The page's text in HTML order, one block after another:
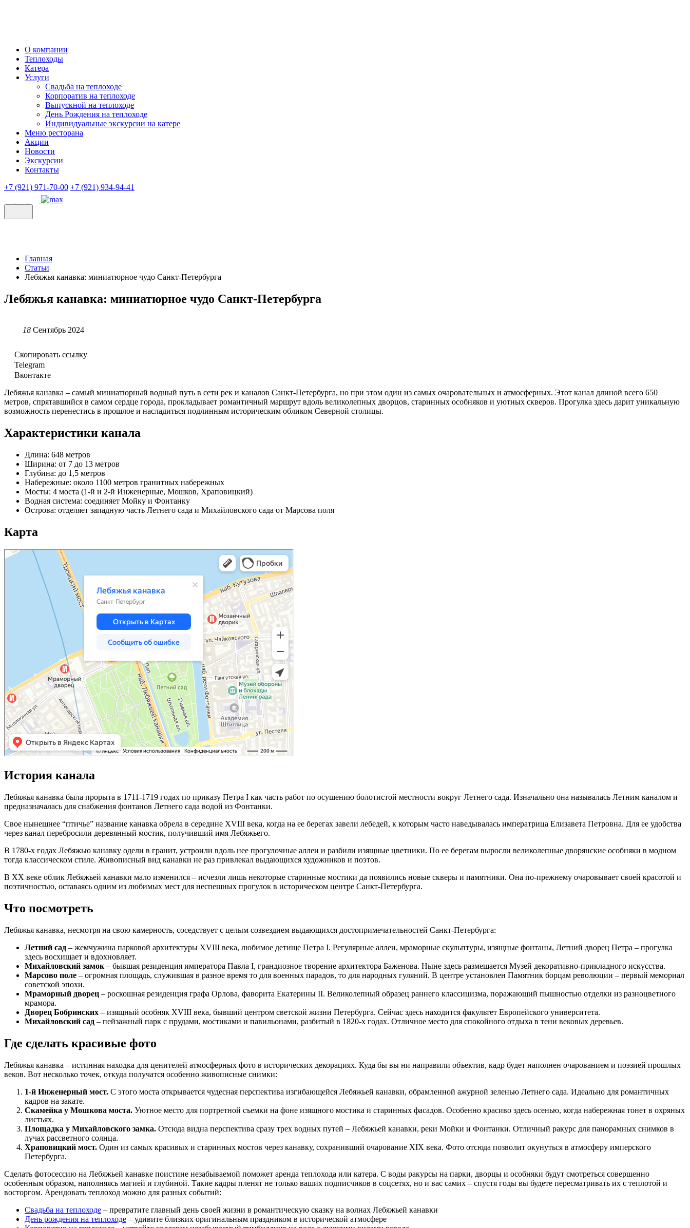
О компании
Теплоходы
Катера
Услуги
Свадьба на теплоходе
Корпоратив на теплоходе
Выпускной на теплоходе
День Рождения на теплоходе
Индивидуальные экскурсии на катере
Меню ресторана
Акции
Новости
Экскурсии
Контакты
+7 (921) 971-70-00 +7 (921) 934-94-41
Главная
Статьи
Лебяжья канавка: миниатюрное чудо Санкт-Петербурга
Лебяжья канавка: миниатюрное чудо Санкт-Петербурга
18 Сентябрь 2024
Скопировать ссылку
Telegram
Вконтакте
Лебяжья канавка – самый миниатюрный водный путь в сети рек и каналов Санкт-Петербурга, но при этом один из самых очаровательных и атмосферных. Этот канал длиной всего 650
метров, спрятавшийся в самом сердце города, прокладывает романтичный маршрут вдоль великолепных дворцов, старинных особняков и уютных скверов. Прогулка здесь дарит уникальную
возможность перенестись в прошлое и насладиться подлинным историческим обликом Северной столицы.
Характеристики канала
Длина: 648 метров
Ширина: от 7 до 13 метров
Глубина: до 1,5 метров
Набережные: около 1100 метров гранитных набережных
Мосты: 4 моста (1-й и 2-й Инженерные, Мошков, Храповицкий)
Водная система: соединяет Мойку и Фонтанку
Острова: отделяет западную часть Летнего сада и Михайловского сада от Марсова поля
Карта
История канала
Лебяжья канавка была прорыта в 1711-1719 годах по приказу Петра I как часть работ по осушению болотистой местности вокруг Летнего сада. Изначально она называлась Летним каналом и
предназначалась для снабжения фонтанов Летнего сада водой из Фонтанки.
Свое нынешнее “птичье” название канавка обрела в середине XVIII века, когда на ее берегах завели лебедей, к которым часто наведывалась императрица Елизавета Петровна. Для ее удобства
через канал перебросили деревянный мостик, получивший имя Лебяжьего.
В 1780-х годах Лебяжью канавку одели в гранит, устроили вдоль нее прогулочные аллеи и разбили изящные цветники. По ее берегам выросли великолепные дворянские особняки в модном
тогда классическом стиле. Живописный вид канавки не раз привлекал выдающихся художников и поэтов.
В ХХ веке облик Лебяжьей канавки мало изменился – исчезли лишь некоторые старинные мостики да появились новые скверы и памятники. Она по-прежнему очаровывает своей красотой и
поэтичностью, оставаясь одним из любимых мест для неспешных прогулок в историческом центре Санкт-Петербурга.
Что посмотреть
Лебяжья канавка, несмотря на свою камерность, соседствует с целым созвездием выдающихся достопримечательностей Санкт-Петербурга:
Летний сад – жемчужина парковой архитектуры XVIII века, любимое детище Петра I. Регулярные аллеи, мраморные скульптуры, изящные фонтаны, Летний дворец Петра – прогулка
здесь восхищает и вдохновляет.
Михайловский замок – бывшая резиденция императора Павла I, грандиозное творение архитектора Баженова. Ныне здесь размещается Музей декоративно-прикладного искусства.
Марсово поле – огромная площадь, служившая в разное время то для военных парадов, то для народных гуляний. В центре установлен Памятник борцам революции – первый мемориал
советской эпохи.
Мраморный дворец – роскошная резиденция графа Орлова, фаворита Екатерины II. Великолепный образец раннего классицизма, поражающий пышностью отделки из разноцветного
мрамора.
Дворец Бобринских – изящный особняк XVIII века, бывший центром светской жизни Петербурга. Сейчас здесь находится факультет Европейского университета.
Михайловский сад – пейзажный парк с прудами, мостиками и павильонами, разбитый в 1820-х годах. Отличное место для спокойного отдыха в тени вековых деревьев.
Где сделать красивые фото
Лебяжья канавка – истинная находка для ценителей атмосферных фото в исторических декорациях. Куда бы вы ни направили объектив, кадр будет наполнен очарованием и поэзией прошлых
веков. Вот несколько точек, откуда получатся особенно живописные снимки:
1-й Инженерный мост. С этого моста открывается чудесная перспектива изгибающейся Лебяжьей канавки, обрамленной ажурной зеленью Летнего сада. Идеально для романтичных
кадров на закате.
Скамейка у Мошкова моста. Уютное место для портретной съемки на фоне изящного мостика и старинных фасадов. Особенно красиво здесь осенью, когда набережная тонет в охряных
листьях.
Площадка у Михайловского замка. Отсюда видна перспектива сразу трех водных путей – Лебяжьей канавки, реки Мойки и Фонтанки. Отличный ракурс для панорамных снимков в
лучах рассветного солнца.
Храповицкий мост. Один из самых красивых и старинных мостов через канавку, сохранивший очарование XIX века. Фото отсюда позволит окунуться в атмосферу имперского
Петербурга.
Сделать фотосессию на Лебяжьей канавке поистине незабываемой поможет аренда теплохода или катера. С воды ракурсы на парки, дворцы и особняки будут смотреться совершенно
особенным образом, наполняясь магией и глубиной. Такие кадры пленят не только ваших подписчиков в соцсетях, но и вас самих – спустя годы вы будете пересматривать их с теплотой и
восторгом. Арендовать теплоход можно для разных событий:
Свадьба на теплоходе – превратите главный день своей жизни в романтическую сказку на волнах Лебяжьей канавки
День рождения на теплоходе – удивите близких оригинальным праздником в исторической атмосфере